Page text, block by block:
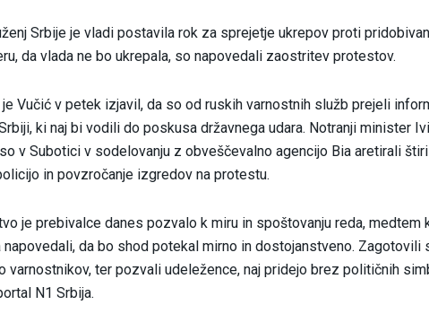
Srbije je vladi postavila rok za sprejetje ukrepov proti
da vlada ne bo ukrepala, so napovedali zaostritev protestov.
je Vučić v petek izjavil, da so od ruskih varnostnih služb prejeli
ki naj bi vodili do poskusa državnega udara. Notranji minister
v Subotici v sodelovanju z obveščevalno agencijo Bia aretirali
in povzročanje izgredov na protestu.
je prebivalce danes pozvalo k miru in spoštovanju reda, medtem
da bo shod potekal mirno in dostojanstveno. Zagotovili
varnostnikov, ter pozvali udeležence, naj pridejo brez političnih
N1 Srbija.